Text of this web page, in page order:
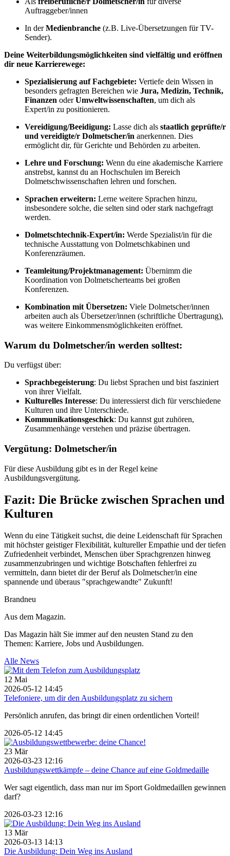
Auftraggeber/innen
In derMedienbranche (z.B. Live-Übersetzungen für TV-
Sender).
Deine Weiterbildungsmöglichkeiten sind vielfältig und eröffnen
dir neue Karrierewege:
Spezialisierung auf Fachgebiete: Vertiefe dein Wissen in
besonders gefragten Bereichen wie Jura, Medizin, Technik,
Finanzen oderUmweltwissenschaften, um dich als
Expert/in zu positionieren.
Vereidigung/Beeidigung: Lasse dich als staatlich geprüfte/r
und vereidigte/r Dolmetscher/in anerkennen. Dies
ermöglicht dir, für Gerichte und Behörden zu arbeiten.
Lehre und Forschung: Wenn du eine akademische Karriere
anstrebst, kannst du an Hochschulen im Bereich
Dolmetschwissenschaften lehren und forschen.
Sprachen erweitern: Lerne weitere Sprachen hinzu,
insbesondere solche, die selten sind oder stark nachgefragt
werden.
Dolmetschtechnik-Expert/in: Werde Spezialist/in für die
technische Ausstattung von Dolmetschkabinen und
Konferenzräumen.
Teamleitung/Projektmanagement: Übernimm die
Koordination von Dolmetscherteams bei großen
Konferenzen.
Kombination mit Übersetzen: Viele Dolmetscher/innen
arbeiten auch als Übersetzer/innen (schriftliche Übertragung),
was weitere Einkommensmöglichkeiten eröffnet.
Warum du Dolmetscher/in werden solltest:
Du verfügst über:
Sprachbegeisterung: Du liebst Sprachen und bist fasziniert
von ihrer Vielfalt.
Kulturelles Interesse: Du interessierst dich für verschiedene
Kulturen und ihre Unterschiede.
Kommunikationsgeschick: Du kannst gut zuhören,
Zusammenhänge verstehen und präzise übertragen.
Vergütung: Dolmetscher/in
Für diese Ausbildung gibt es in der Regel keine
Ausbildungsvergütung.
Fazit: Die Brücke zwischen Sprachen und
Kulturen
Wenn du eine Tätigkeit suchst, die deine Leidenschaft für Sprachen
mit höchster geistiger Flexibilität, kultureller Empathie und der tiefen
Zufriedenheit verbindet, Menschen über Sprachgrenzen hinweg
zusammenzubringen und wichtige Botschaften fehlerfrei zu
vermitteln, dann bietet dir der Beruf als Dolmetscher/in eine
spannende und überaus "sprachgewandte" Zukunft!
Brandneu
Aus dem Magazin.
Das Magazin hält Sie immer auf den neusten Stand zu den
Themen: Karriere, Jobs und Ausbildungen.
Alle News
12 Mai
2026-05-12 14:45
Telefoniere, um dir den Ausbildungsplatz zu sichern
Persönlich anrufen, das bringt dir einen ordentlichen Vorteil!
2026-05-12 14:45
23 Mär
2026-03-23 12:16
Ausbildungswettkämpfe – deine Chance auf eine Goldmedaille
Wer sagt eigentlich, dass man nur im Sport Goldmedaillen gewinnen
darf?
2026-03-23 12:16
13 Mär
2026-03-13 14:13
Die Ausbildung: Dein Weg ins Ausland